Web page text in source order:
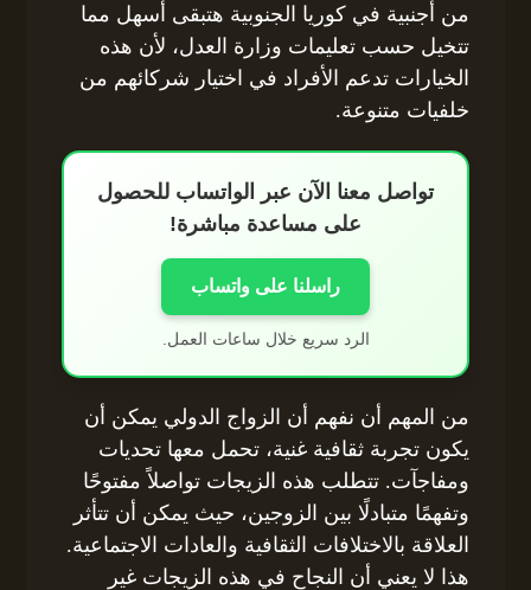
من أجنبية في كوريا الجنوبية هتبقى أسهل مما
تتخيل حسب تعليمات وزارة العدل، لأن هذه
الخيارات تدعم الأفراد في اختيار شركائهم من
خلفيات متنوعة.
تواصل معنا الآن عبر الواتساب للحصول
على مساعدة مباشرة!
راسلنا على واتساب
الرد سريع خلال ساعات العمل.
من المهم أن نفهم أن الزواج الدولي يمكن أن
يكون تجربة ثقافية غنية، تحمل معها تحديات
ومفاجآت. تتطلب هذه الزيجات تواصلاً مفتوحًا
وتفهمًا متبادلًا بين الزوجين، حيث يمكن أن تتأثر
العلاقة بالاختلافات الثقافية والعادات الاجتماعية.
هذا لا يعني أن النجاح في هذه الزيجات غير